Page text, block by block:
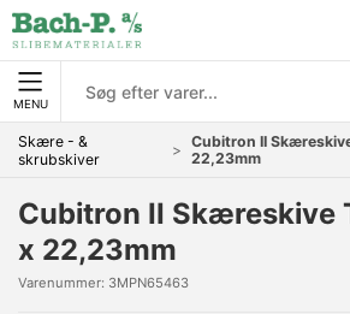
MENU
Skære - &
skrubskiver
Cubitron II
22,23mm
Cubitron II Skæreskive
x 22,23mm
Varenummer: 3MPN65463